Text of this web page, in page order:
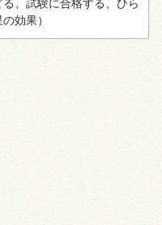
、試験に合格する、ひら
の効果）